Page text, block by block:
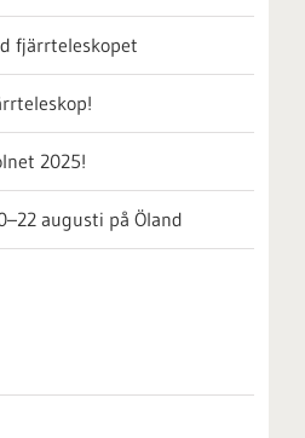
fjärrteleskopet
2025!
augusti på Öland